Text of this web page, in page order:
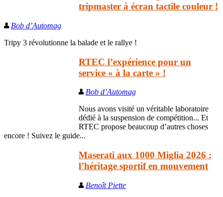
tripmaster à écran tactile couleur !
Bob d’Automag
Tripy 3 révolutionne la balade et le rallye !
RTEC l’expérience pour un
service « à la carte » !
Bob d’Automag
Nous avons visité un véritable laboratoire
dédié à la suspension de compétition... Et
RTEC propose beaucoup d’autres choses
encore ! Suivez le guide...
Maserati aux 1000 Miglia 2026 :
l’héritage sportif en mouvement
Benoît Piette